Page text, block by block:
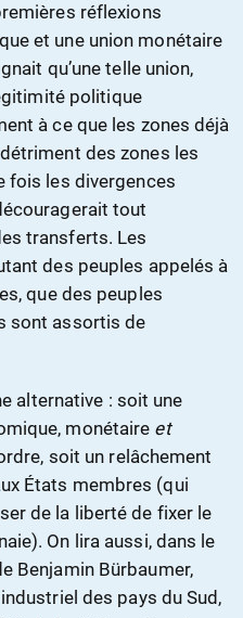
réflexions
et une union monétaire
qu’une telle union,
politique
à ce que les zones déjà
des zones les
fois les divergences
tout
transferts. Les
des peuples appelés à
que des peuples
sont assortis de
alternative : soit une
monétaire et
soit un relâchement
États membres (qui
de la liberté de fixer le
On lira aussi, dans le
Benjamin Bürbaumer,
des pays du Sud,